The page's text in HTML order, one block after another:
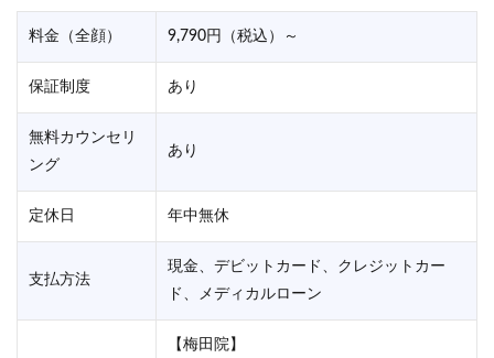
地下鉄谷町線東「梅
【心斎橋院】
より徒歩約5分
歩7分
【心斎橋御堂筋
料金（全顔） 9,790円（税込）～
保証制度 あり
無料カウンセリ
ング
あり
定休日 年中無休
支払方法
現金、デビットカード、クレジットカー
ド、メディカルローン
【梅田院】